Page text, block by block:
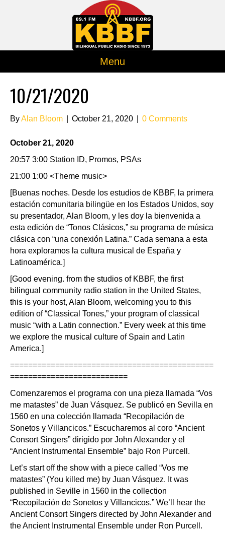
Menu
10/21/2020
ByAlan Bloom October 21, 2020 0 Comments
October 21, 2020
20:57 3:00 Station ID, Promos, PSAs
21:00 1:00 <Theme music>
[Buenas noches. Desde los estudios de KBBF, la primera
estación comunitaria bilingüe en los Estados Unidos, soy
su presentador, Alan Bloom, y les doy la bienvenida a
esta edición de “Tonos Clásicos,” su programa de música
clásica con “una conexión Latina.” Cada semana a esta
hora exploramos la cultura musical de España y
Latinoamérica.]
[Good evening. from the studios of KBBF, the first
bilingual community radio station in the United States,
this is your host, Alan Bloom, welcoming you to this
edition of “Classical Tones,” your program of classical
music “with a Latin connection.” Every week at this time
we explore the musical culture of Spain and Latin
America.]
=============================================
==========================
Comenzaremos el programa con una pieza llamada “Vos
me matastes” de Juan Vásquez. Se publicó en Sevilla en
1560 en una colección llamada “Recopilación de
Sonetos y Villancicos.” Escucharemos al coro “Ancient
Consort Singers” dirigido por John Alexander y el
“Ancient Instrumental Ensemble” bajo Ron Purcell.
Let’s start off the show with a piece called “Vos me
matastes” (You killed me) by Juan Vásquez. It was
published in Seville in 1560 in the collection
“Recopilación de Sonetos y Villancicos.” We’ll hear the
Ancient Consort Singers directed by John Alexander and
the Ancient Instrumental Ensemble under Ron Purcell.